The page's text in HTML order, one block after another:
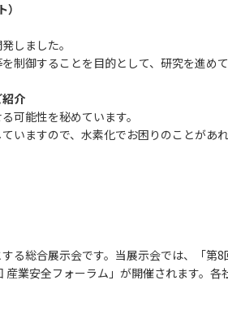
しました。
御することを目的として、研究を進めて
介
能性を秘めています。
ますので、水素化でお困りのことがあれ
る総合展示会です。当展示会では、「第
業安全フォーラム」が開催されます。